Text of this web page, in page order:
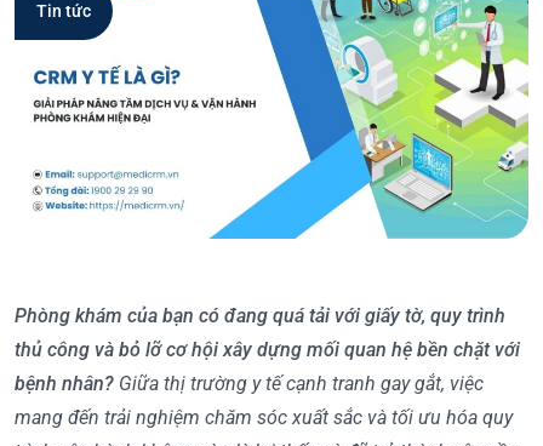
Tin tức
Phòng khám của bạn có đang quá tải với giấy tờ, quy trình
thủ công và bỏ lỡ cơ hội xây dựng mối quan hệ bền chặt với
bệnh nhân? Giữa thị trường y tế cạnh tranh gay gắt, việc
mang đến trải nghiệm chăm sóc xuất sắc và tối ưu hóa quy